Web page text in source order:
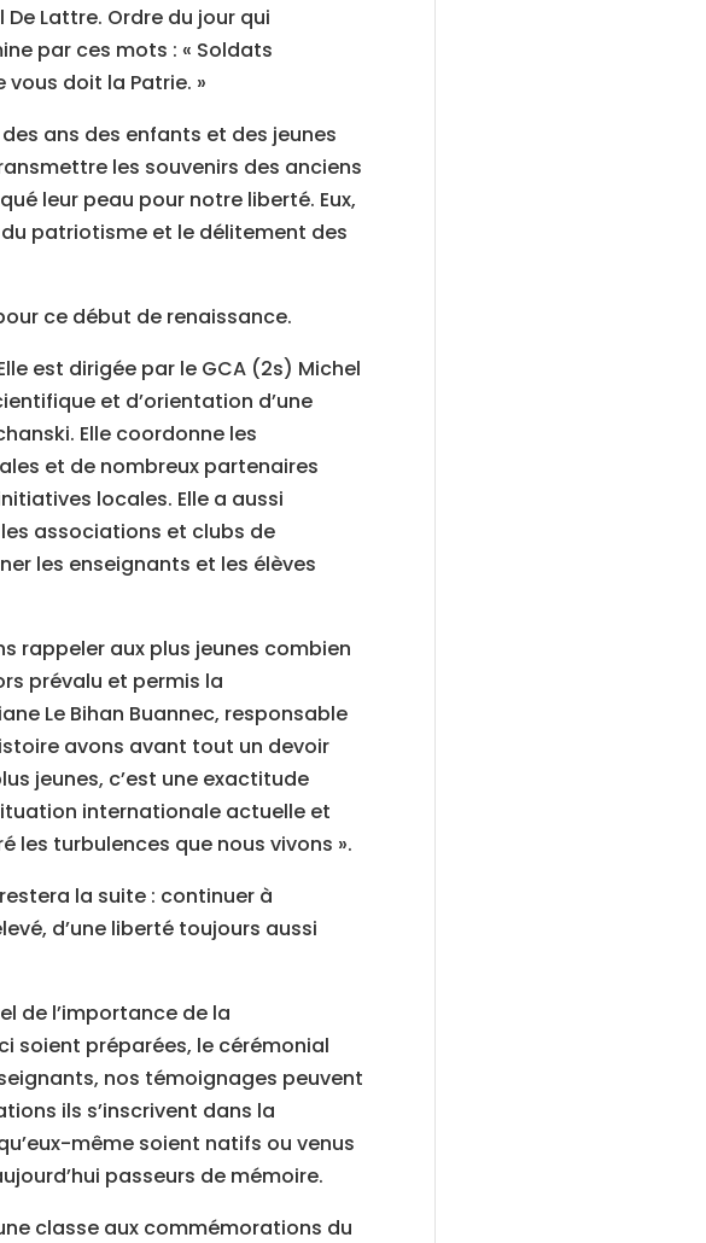
Lattre. Ordre du jour qui
par ces mots : « Soldats
doit la Patrie. »
ans des enfants et des jeunes
les souvenirs des anciens
leur peau pour notre liberté. Eux,
patriotisme et le délitement des
ce début de renaissance.
est dirigée par le GCA (2s) Michel
et d’orientation d’une
Elle coordonne les
et de nombreux partenaires
locales. Elle a aussi
associations et clubs de
les enseignants et les élèves
rappeler aux plus jeunes combien
prévalu et permis la
Le Bihan Buannec, responsable
avons avant tout un devoir
jeunes, c’est une exactitude
internationale actuelle et
les turbulences que nous vivons ».
la suite : continuer à
d’une liberté toujours aussi
de l’importance de la
soient préparées, le cérémonial
nos témoignages peuvent
ils s’inscrivent dans la
même soient natifs ou venus
passeurs de mémoire.
classe aux commémorations du